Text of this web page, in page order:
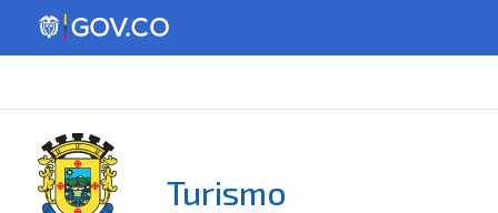
Turismo